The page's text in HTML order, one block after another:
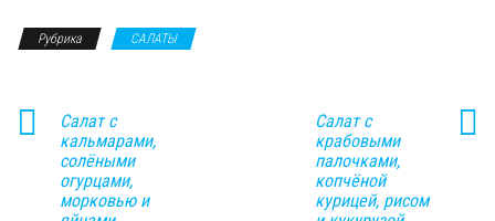
Рубрика САЛАТЫ
Салат с
кальмарами,
солёными
огурцами,
морковью и
Салат с
крабовыми
палочками,
копчёной
курицей, рисом